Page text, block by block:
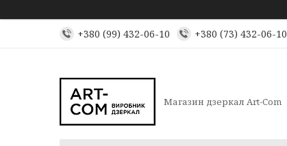
+380 (99) 432-06-10 +380 (73) 432-06-10
Магазин дзеркал Art-Com